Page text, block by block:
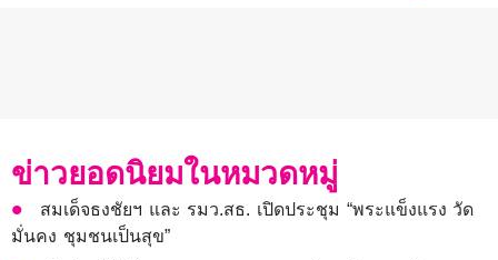
ข่าวยอดนิยมในหมวดหมู่
สมเด็จธงชัยฯ และ รมว.สธ. เปิดประชุม “พระแข็งแรง วัด
มั่นคง ชุมชนเป็นสุข”